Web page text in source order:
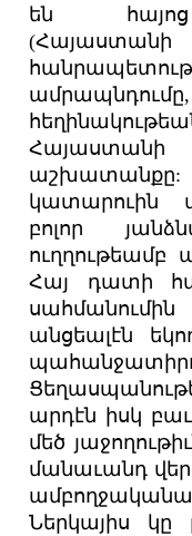
են հայոց
աշխատանքը:
կատարուին
բոլոր
Հայ դատի
անցեալէն
արդէն իսկ
մեծ
մանաւանդ
Ներկայիս կը